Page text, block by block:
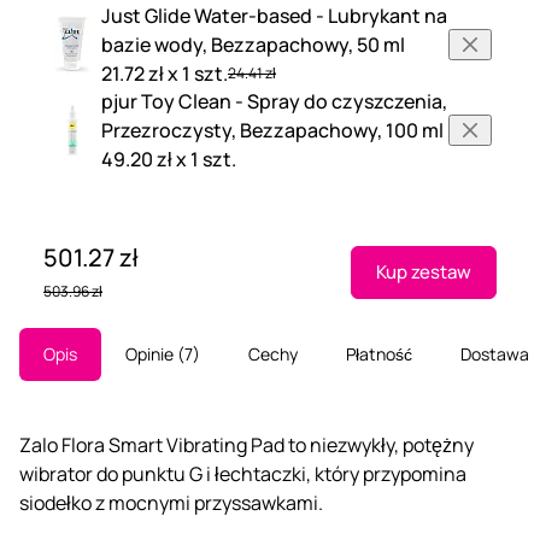
Just Glide Water-based - Lubrykant na
bazie wody, Bezzapachowy, 50 ml
21.72 zł x 1 szt.24.41 zł
pjur Toy Clean - Spray do czyszczenia,
Przezroczysty, Bezzapachowy, 100 ml
49.20 zł x 1 szt.
501.27 zł
503.96 zł
Kup zestaw
Opis Opinie 7 Cechy Płatność Dostawa
Zalo Flora Smart Vibrating Pad to niezwykły, potężny
wibrator do punktu G i łechtaczki, który przypomina
siodełko z mocnymi przyssawkami.